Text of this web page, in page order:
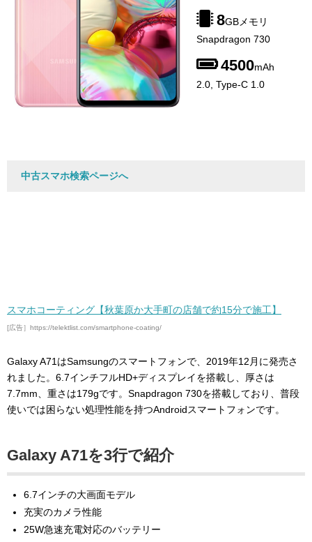
8GBメモリ
Snapdragon 730
4500mAh
2.0, Type-C 1.0
中古スマホ検索ページへ
スマホコーティング【秋葉原か大手町の店舗で約15分で施工】
[広告］https://telektlist.com/smartphone-coating/
Galaxy A71はSamsungのスマートフォンで、2019年12月に発売さ
れました。6.7インチフルHD+ディスプレイを搭載し、厚さは
7.7mm、重さは179gです。Snapdragon 730を搭載しており、普段
使いでは困らない処理性能を持つAndroidスマートフォンです。
Galaxy A71を3行で紹介
6.7インチの大画面モデル
充実のカメラ性能
25W急速充電対応のバッテリー